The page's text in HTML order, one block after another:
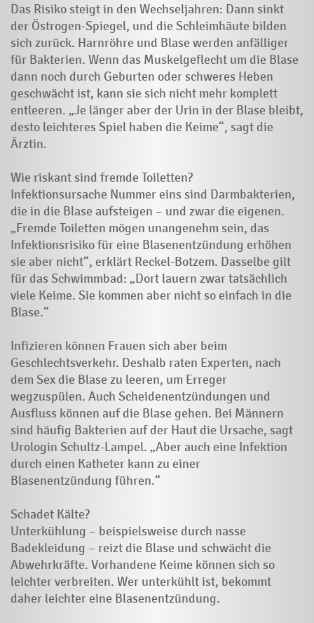
Das Risiko steigt in den Wechseljahren: Dann sinkt
der Östrogen-Spiegel, und die Schleimhäute bilden
sich zurück. Harnröhre und Blase werden anfälliger
für Bakterien. Wenn das Muskelgeflecht um die Blase
dann noch durch Geburten oder schweres Heben
geschwächt ist, kann sie sich nicht mehr komplett
entleeren. „Je länger aber der Urin in der Blase bleibt,
desto leichteres Spiel haben die Keime“, sagt die
Ärztin.
Wie riskant sind fremde Toiletten?
Infektionsursache Nummer eins sind Darmbakterien,
die in die Blase aufsteigen – und zwar die eigenen.
„Fremde Toiletten mögen unangenehm sein, das
Infektionsrisiko für eine Blasenentzündung erhöhen
sie aber nicht“, erklärt Reckel-Botzem. Dasselbe gilt
für das Schwimmbad: „Dort lauern zwar tatsächlich
viele Keime. Sie kommen aber nicht so einfach in die
Blase.“
Infizieren können Frauen sich aber beim
Geschlechtsverkehr. Deshalb raten Experten, nach
dem Sex die Blase zu leeren, um Erreger
wegzuspülen. Auch Scheidenentzündungen und
Ausfluss können auf die Blase gehen. Bei Männern
sind häufig Bakterien auf der Haut die Ursache, sagt
Urologin Schultz-Lampel. „Aber auch eine Infektion
durch einen Katheter kann zu einer
Blasenentzündung führen.“
Schadet Kälte?
Unterkühlung – beispielsweise durch nasse
Badekleidung – reizt die Blase und schwächt die
Abwehrkräfte. Vorhandene Keime können sich so
leichter verbreiten. Wer unterkühlt ist, bekommt
daher leichter eine Blasenentzündung.